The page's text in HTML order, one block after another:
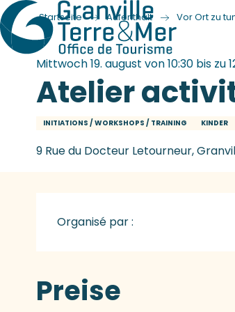
Startseite Aufenthalt Vor Ort zu
Mittwoch 19. august von 10:30 bis zu
Atelier
INITIATIONS / WORKSHOPS / TRAINING KINDER
9 Rue du Docteur Letourneur,
Organisé par :
Preise